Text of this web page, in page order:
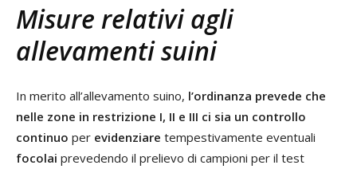
Misure relativi agli
allevamenti suini
In merito all’allevamento suino, l’ordinanza prevede che
nelle zone in restrizione I, II e III ci sia un controllo
continuo per evidenziare tempestivamente eventuali
focolai prevedendo il prelievo di campioni per il test